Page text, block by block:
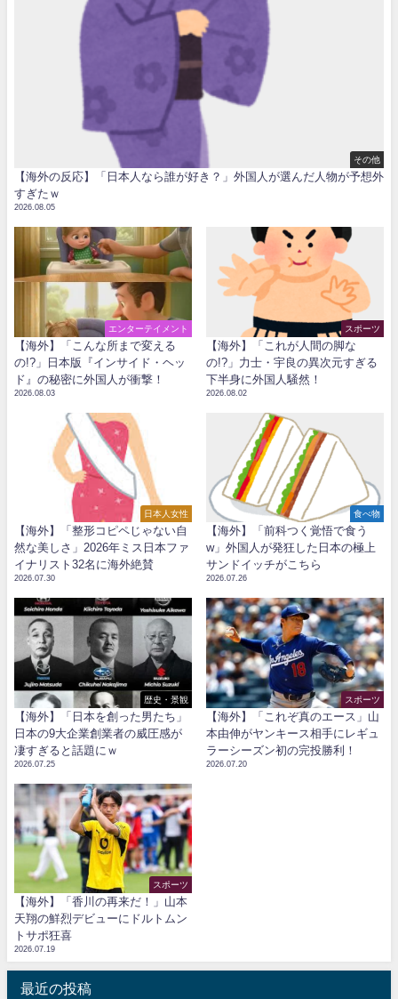
その他
【海外の反応】「日本人なら誰が好き？」外国人が選んだ人物が予想外
すぎたｗ
2026.08.05
エンターテイメント
【海外】「こんな所まで変える
の!?」日本版『インサイド・ヘッ
ド』の秘密に外国人が衝撃！
2026.08.03
スポーツ
【海外】「これが人間の脚な
の!?」力士・宇良の異次元すぎる
下半身に外国人騒然！
2026.08.02
日本人女性
【海外】「整形コピペじゃない自
然な美しさ」2026年ミス日本ファ
イナリスト32名に海外絶賛
2026.07.30
食べ物
【海外】「前科つく覚悟で食う
w」外国人が発狂した日本の極上
サンドイッチがこちら
2026.07.26
歴史・景観
【海外】「日本を創った男たち」
日本の9大企業創業者の威圧感が
凄すぎると話題にｗ
2026.07.25
スポーツ
【海外】「これぞ真のエース」山
本由伸がヤンキース相手にレギュ
ラーシーズン初の完投勝利！
2026.07.20
スポーツ
【海外】「香川の再来だ！」山本
天翔の鮮烈デビューにドルトムン
トサポ狂喜
2026.07.19
最近の投稿